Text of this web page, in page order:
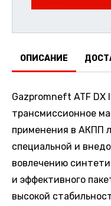
ОПИСАНИЕ
Gazpromneft ATF DX
трансмиссионное
применения в АКПП
специальной и
вовлечению
и эффективного
высокой